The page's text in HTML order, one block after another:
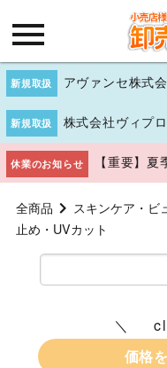
新規取扱 アヴァンセ株式
新規取扱 株式会社ヴィプ
休業のお知らせ 【重要】
全商品 スキンケア・ビ
止め・UVカット
価格